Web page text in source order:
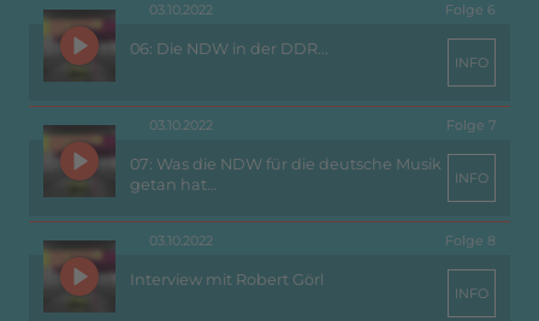
03.10.2022 Folge 6
06: Die NDW in der DDR...
INFO
03.10.2022 Folge 7
07: Was die NDW für die deutsche Musik
getan hat…
INFO
03.10.2022 Folge 8
Interview mit Robert Görl
INFO